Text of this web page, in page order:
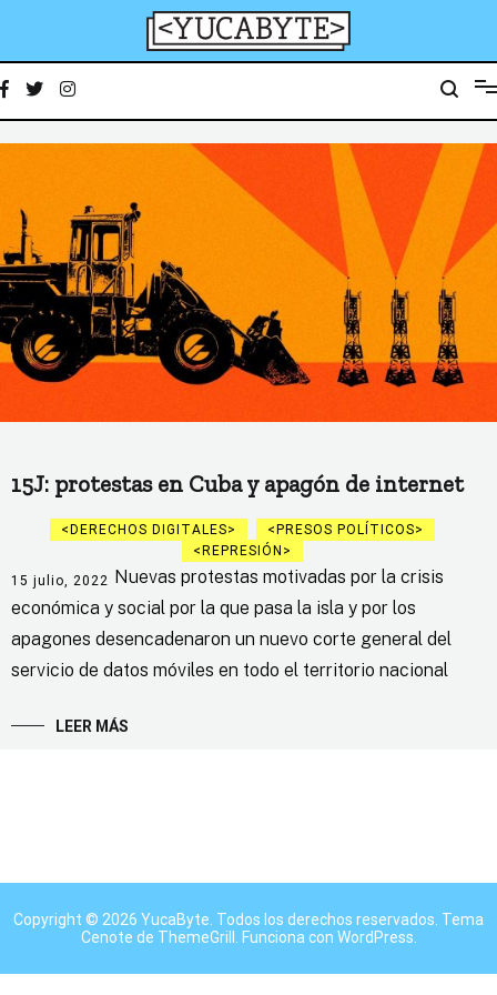
YucaByte
15J: protestas en Cuba y apagón de internet
DERECHOS DIGITALES
PRESOS POLÍTICOS
REPRESIÓN
15 julio, 2022
Nuevas protestas motivadas por la crisis
económica y social por la que pasa la isla y por los
apagones desencadenaron un nuevo corte general del
servicio de datos móviles en todo el territorio nacional
LEER MÁS
Copyright © 2026 YucaByte. Todos los derechos reservados. Tema
Cenote de ThemeGrill. Funciona con WordPress.